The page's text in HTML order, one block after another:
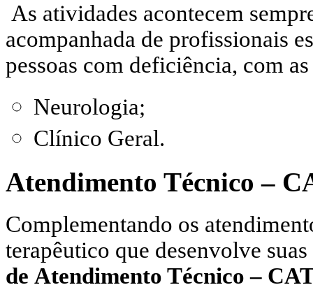
As atividades acontecem
acompanhada de profissionais
pessoas com deficiência, com
Neurologia;
Clínico Geral.
Atendimento Técnico –
Complementando os
terapêutico que desenvolve
de Atendimento Técnico –